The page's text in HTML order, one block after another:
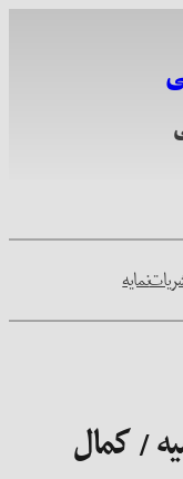
نمایه
/ کمال